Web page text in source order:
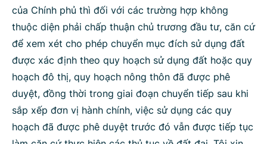
Danh sách câu hỏi
Câu hỏi xem nhiều nhất
Câu hỏi chờ trả lời
Hỏi đáp về quyền sử dụng đất
của Chính phủ thì đối với các trường hợp không
thuộc diện phải chấp thuận chủ trương đầu tư, căn cứ
để xem xét cho phép chuyển mục đích sử dụng đất
được xác định theo quy hoạch sử dụng đất hoặc quy
hoạch đô thị, quy hoạch nông thôn đã được phê
duyệt, đồng thời trong giai đoạn chuyển tiếp sau khi
sắp xếp đơn vị hành chính, việc sử dụng các quy
hoạch đã được phê duyệt trước đó vẫn được tiếp tục